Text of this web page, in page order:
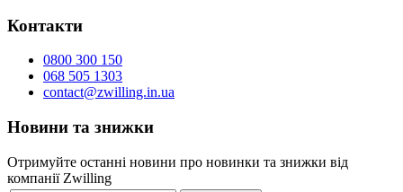
Контакти
0800 300 150
068 505 1303
contact@zwilling.in.ua
Новини та знижки
Отримуйте останні новини про новинки та знижки від
компанії Zwilling